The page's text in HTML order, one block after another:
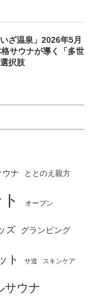
ざ温泉」2026年5月
サウナが導く「多世
択肢
ウナ ととのえ親方
オープン
ズ グランピング
ト サ道 スキンケア
サウナ